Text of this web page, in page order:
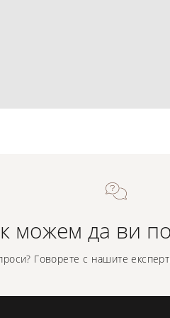
можем да ви
Говорете с нашите